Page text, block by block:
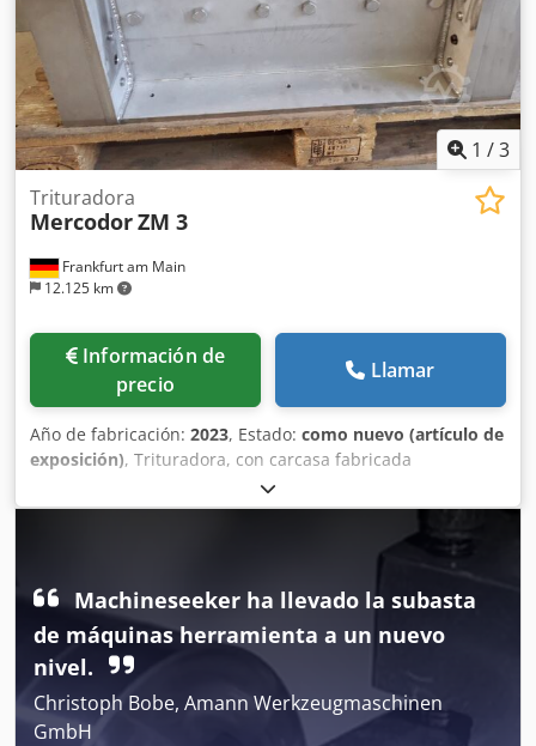
1 /3
Frankfurt am Main
12.125 km
Trituradora
MercodorZM 3
Información de
precio
Llamar
Año de fabricación: 2023, Estado: como nuevo (artículo de
exposición), Trituradora, con carcasa fabricada
íntegramente en acero inoxidable y equipada con cuchillas
de Hardox. Djdpfxji D Dwio Accowa Potencia del motor: 11
Machineseeker ha llevado la subasta
de máquinas herramienta a un nuevo
nivel.
Christoph Bobe, Amann Werkzeugmaschinen
GmbH